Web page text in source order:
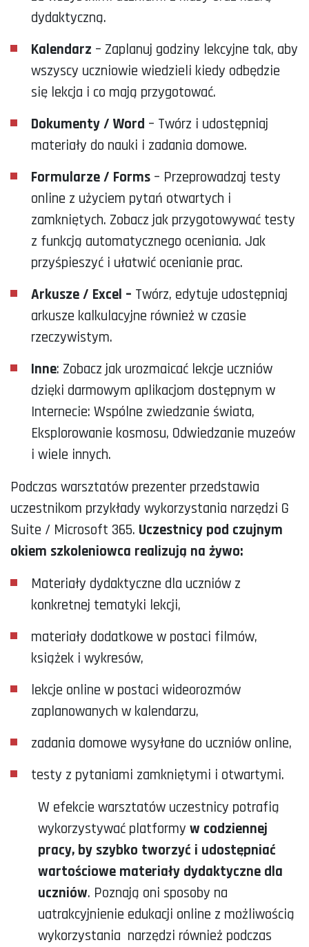
dydaktyczną.
Kalendarz – Zaplanuj godziny lekcyjne tak, aby
wszyscy uczniowie wiedzieli kiedy odbędzie
się lekcja i co mają przygotować.
Dokumenty / Word – Twórz i udostępniaj
materiały do nauki i zadania domowe.
Formularze / Forms – Przeprowadzaj testy
online z użyciem pytań otwartych i
zamkniętych. Zobacz jak przygotowywać testy
z funkcją automatycznego oceniania. Jak
przyśpieszyć i ułatwić ocenianie prac.
Arkusze / Excel – Twórz, edytuje udostępniaj
arkusze kalkulacyjne również w czasie
rzeczywistym.
Inne: Zobacz jak urozmaicać lekcje uczniów
dzięki darmowym aplikacjom dostępnym w
Internecie: Wspólne zwiedzanie świata,
Eksplorowanie kosmosu, Odwiedzanie muzeów
i wiele innych.
Podczas warsztatów prezenter przedstawia
uczestnikom przykłady wykorzystania narzędzi G
Suite / Microsoft 365. Uczestnicy pod czujnym
okiem szkoleniowca realizują na żywo:
Materiały dydaktyczne dla uczniów z
konkretnej tematyki lekcji,
materiały dodatkowe w postaci filmów,
książek i wykresów,
lekcje online w postaci wideorozmów
zaplanowanych w kalendarzu,
zadania domowe wysyłane do uczniów online,
testy z pytaniami zamkniętymi i otwartymi.
W efekcie warsztatów uczestnicy potrafią
wykorzystywać platformy w codziennej
pracy, by szybko tworzyć i udostępniać
wartościowe materiały dydaktyczne dla
uczniów. Poznają oni sposoby na
uatrakcyjnienie edukacji online z możliwością
wykorzystania narzędzi również podczas